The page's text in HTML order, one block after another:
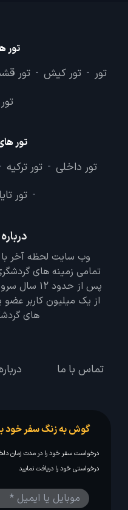
تور
تور - تور کیش - تور
تور
تور داخلی - تور ترکیه
- تور
وب سایت لحظه آخر
پس از
از یک میلیون کاربر عضو
های
تماس با ما
گوش به زنگ سفر خود
درخواست سفر خود را در مدت زمان
درخواستی خود را دریافت نمایید